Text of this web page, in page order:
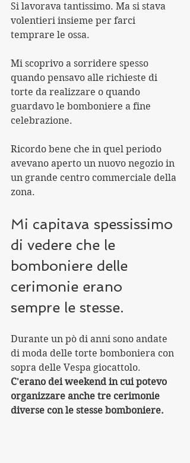
Si lavorava tantissimo. Ma si stava
volentieri insieme per farci
temprare le ossa.
Mi scoprivo a sorridere spesso
quando pensavo alle richieste di
torte da realizzare o quando
guardavo le bomboniere a fine
celebrazione.
Ricordo bene che in quel periodo
avevano aperto un nuovo negozio in
un grande centro commerciale della
zona.
Mi capitava spessissimo
di vedere che le
bomboniere delle
cerimonie erano
sempre le stesse.
Durante un pò di anni sono andate
di moda delle torte bomboniera con
sopra delle Vespa giocattolo.
C'erano dei weekend in cui potevo
organizzare anche tre cerimonie
diverse con le stesse bomboniere.